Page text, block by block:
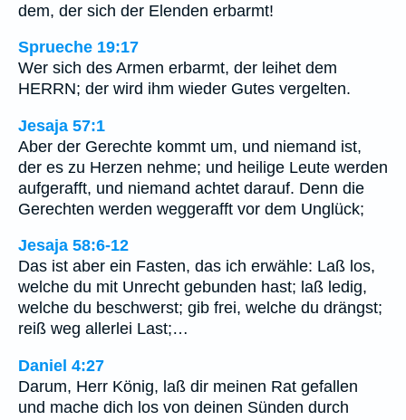
dem, der sich der Elenden erbarmt!
Sprueche 19:17
Wer sich des Armen erbarmt, der leihet dem
HERRN; der wird ihm wieder Gutes vergelten.
Jesaja 57:1
Aber der Gerechte kommt um, und niemand ist,
der es zu Herzen nehme; und heilige Leute werden
aufgerafft, und niemand achtet darauf. Denn die
Gerechten werden weggerafft vor dem Unglück;
Jesaja 58:6-12
Das ist aber ein Fasten, das ich erwähle: Laß los,
welche du mit Unrecht gebunden hast; laß ledig,
welche du beschwerst; gib frei, welche du drängst;
reiß weg allerlei Last;…
Daniel 4:27
Darum, Herr König, laß dir meinen Rat gefallen
und mache dich los von deinen Sünden durch